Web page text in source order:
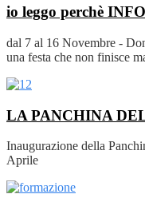
io leggo perchè INFO
dal 7 al 16 Novembre -
una festa che non finisce
LA PANCHINA
Inaugurazione della
Aprile